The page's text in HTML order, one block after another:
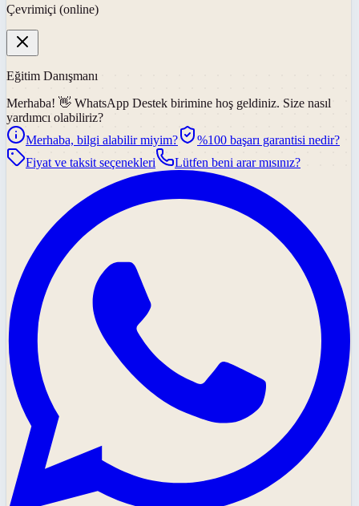
Çevrimiçi (online)
Eğitim Danışmanı
Merhaba! 👋 WhatsApp Destek birimine hoş geldiniz. Size nasıl
yardımcı olabiliriz?
Merhaba, bilgi alabilir miyim?
%100 başarı garantisi nedir?
Fiyat ve taksit seçenekleri
Lütfen beni arar mısınız?